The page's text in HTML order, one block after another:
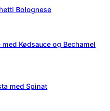
Bolognese
Kødsauce og Bechamel
med Spinat